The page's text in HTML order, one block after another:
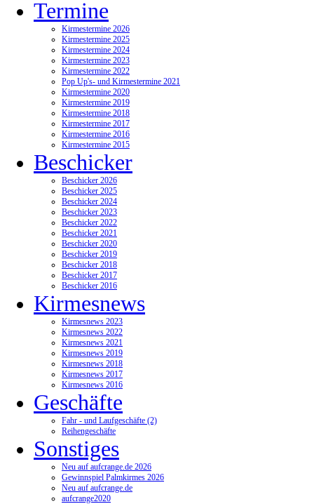
Termine
Kirmestermine 2026
Kirmestermine 2025
Kirmestermine 2024
Kirmestermine 2023
Kirmestermine 2022
Pop Up's- und Kirmestermine 2021
Kirmestermine 2020
Kirmestermine 2019
Kirmestermine 2018
Kirmestermine 2017
Kirmestermine 2016
Kirmestermine 2015
Beschicker
Beschicker 2026
Beschicker 2025
Beschicker 2024
Beschicker 2023
Beschicker 2022
Beschicker 2021
Beschicker 2020
Beschicker 2019
Beschicker 2018
Beschicker 2017
Beschicker 2016
Kirmesnews
Kirmesnews 2023
Kirmesnews 2022
Kirmesnews 2021
Kirmesnews 2019
Kirmesnews 2018
Kirmesnews 2017
Kirmesnews 2016
Geschäfte
Fahr - und Laufgeschäfte (2)
Reihengeschäfte
Sonstiges
Neu auf aufcrange.de 2026
Gewinnspiel Palmkirmes 2026
Neu auf aufcrange.de
aufcrange2020